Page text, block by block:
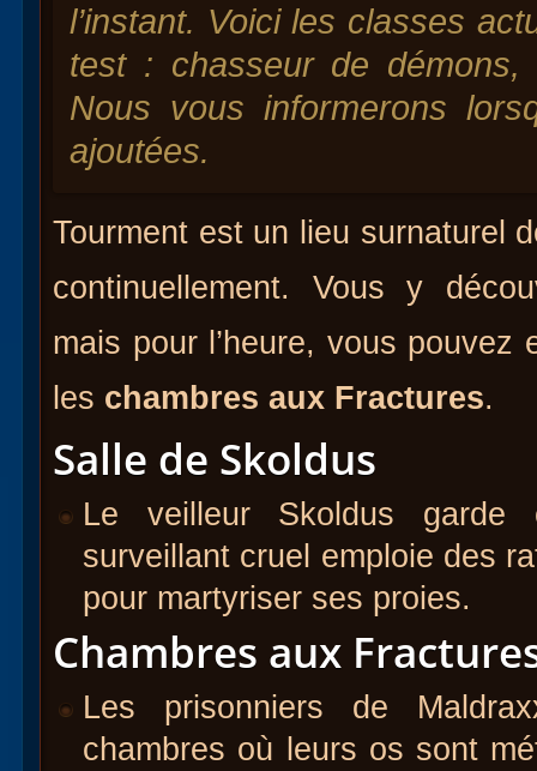
l’instant. Voici les classes
test : chasseur de démons,
Nous vous informerons
ajoutées.
Tourment est un lieu surnaturel
continuellement. Vous y
mais pour l’heure, vous pouvez
les chambres aux Fractures.
Salle de Skoldus
Le veilleur Skoldus
surveillant cruel emploie des
pour martyriser ses proies.
Chambres aux
Les prisonniers de
chambres où leurs os sont